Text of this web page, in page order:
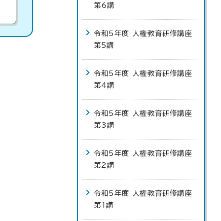
第6講
令和5年度 人権教育研修講座
第5講
令和5年度 人権教育研修講座
第4講
令和5年度 人権教育研修講座
第3講
令和5年度 人権教育研修講座
第2講
令和5年度 人権教育研修講座
第1講